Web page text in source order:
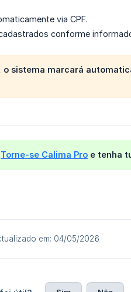
via CPF.
conforme
sistema marcará
Torne-se Calima Pro e tenha
em: 04/05/2026